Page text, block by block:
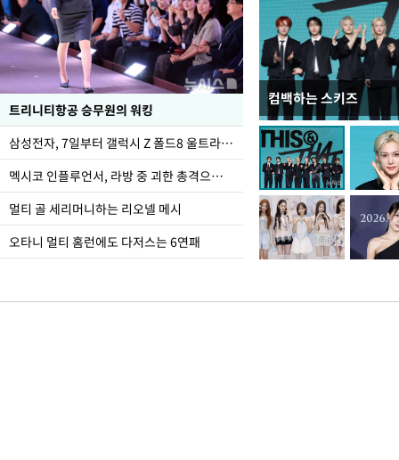
트리니티항공 승무원의 워킹
삼성전자, 7일부터 갤럭시 Z 폴드8 울트라·폴드8·플립8 출시
멕시코 인플루언서, 라방 중 괴한 총격으로 사망
멀티 골 세리머니하는 리오넬 메시
오타니 멀티 홈런에도 다저스는 6연패
컴백하는 스키즈
입추 하루 앞둔 전남
폭염